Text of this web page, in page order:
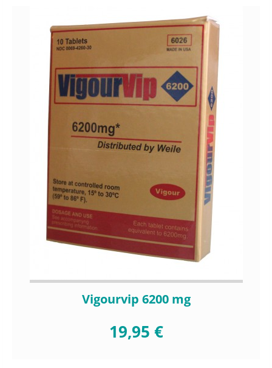
Vigourvip 6200 mg
19,95 €